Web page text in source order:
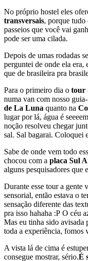
No próprio hostel eles
transversais, porque tudo
passeios que você vai
pode ser uma cilada.
Depois de umas rodadas
perguntei de onde ela era,
que de brasileira pra
Para o primeiro dia o tour
numa van com nosso
de La Luna quanto na
lugar por lá, água é
noção resolveu chegar
sal. Sal bagarai. Coloquei
Sabe de onde vem todo
chocou com a placa Sul
alguns pesquisadores que
Durante esse tour a gente
sensorial, então estava o
sensação diferente das
pra isso hahaha :P O céu
Mas eu tinha sido avisada
toda a experiência,
A vista lá de cima é
consegue mostrar, sério.É